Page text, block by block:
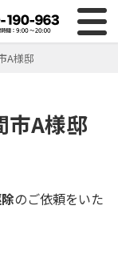
A様邸
市A様邸
のご依頼をいた